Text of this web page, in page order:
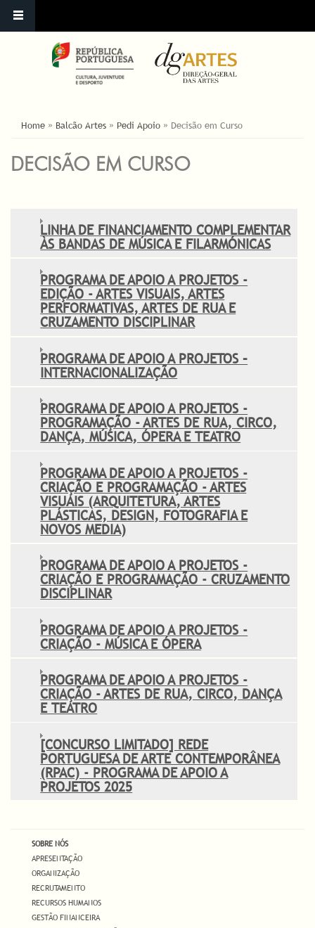
ESTÁ AQUI
Home » Balcão Artes » Pedi Apoio » Decisão em Curso
DECISÃO EM CURSO
LINHA DE FINANCIAMENTO COMPLEMENTAR
ÀS BANDAS DE MÚSICA E FILARMÓNICAS
PROGRAMA DE APOIO A PROJETOS -
EDIÇÃO - ARTES VISUAIS, ARTES
PERFORMATIVAS, ARTES DE RUA E
CRUZAMENTO DISCIPLINAR
PROGRAMA DE APOIO A PROJETOS –
INTERNACIONALIZAÇÃO
PROGRAMA DE APOIO A PROJETOS -
PROGRAMAÇÃO - ARTES DE RUA, CIRCO,
DANÇA, MÚSICA, ÓPERA E TEATRO
PROGRAMA DE APOIO A PROJETOS -
CRIAÇÃO E PROGRAMAÇÃO - ARTES
VISUAIS (ARQUITETURA, ARTES
PLÁSTICAS, DESIGN, FOTOGRAFIA E
NOVOS MEDIA)
PROGRAMA DE APOIO A PROJETOS -
CRIAÇÃO E PROGRAMAÇÃO - CRUZAMENTO
DISCIPLINAR
PROGRAMA DE APOIO A PROJETOS -
CRIAÇÃO - MÚSICA E ÓPERA
PROGRAMA DE APOIO A PROJETOS -
CRIAÇÃO - ARTES DE RUA, CIRCO, DANÇA
E TEATRO
[CONCURSO LIMITADO] REDE
PORTUGUESA DE ARTE CONTEMPORÂNEA
(RPAC) - PROGRAMA DE APOIO A
PROJETOS 2025
SOBRE NÓS
APRESENTAÇÃO
ORGANIZAÇÃO
RECRUTAMENTO
RECURSOS HUMANOS
GESTÃO FINANCEIRA